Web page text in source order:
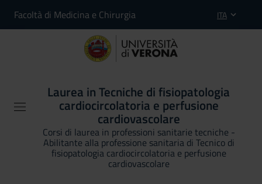
Facoltà di Medicina e Chirurgia ITA
Laurea in Tecniche di fisiopatologia
cardiocircolatoria e perfusione
cardiovascolare
Corsi di laurea in professioni sanitarie tecniche -
Abilitante alla professione sanitaria di Tecnico di
fisiopatologia cardiocircolatoria e perfusione
cardiovascolare